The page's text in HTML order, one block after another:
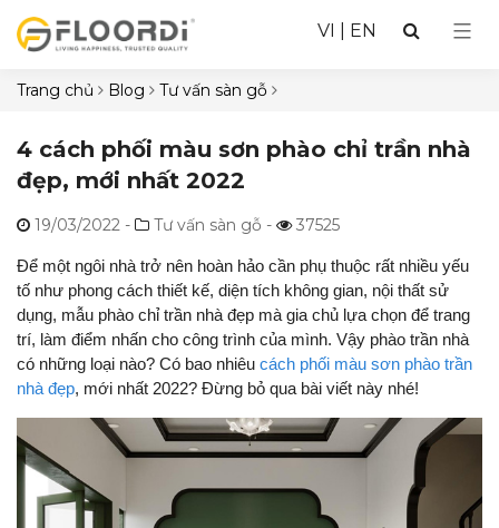
VI EN
Trang chủ Blog Tư vấn sàn gỗ
4 cách phối màu sơn phào chỉ trần nhà
đẹp, mới nhất 2022
19/03/2022 - Tư vấn sàn gỗ - 37525
Để một ngôi nhà trở nên hoàn hảo cần phụ thuộc rất nhiều yếu
tố như phong cách thiết kế, diện tích không gian, nội thất sử
dụng, mẫu phào chỉ trần nhà đẹp mà gia chủ lựa chọn để trang
trí, làm điểm nhấn cho công trình của mình. Vậy phào trần nhà
có những loại nào? Có bao nhiêu cách phối màu sơn phào trần
nhà đẹp, mới nhất 2022? Đừng bỏ qua bài viết này nhé!